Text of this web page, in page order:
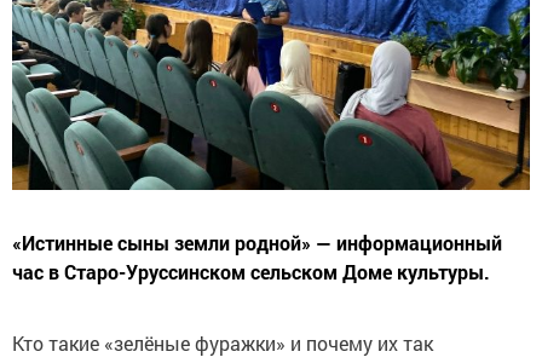
«Истинные сыны земли родной» — информационный
час в Старо-Уруссинском сельском Доме культуры.
Кто такие «зелёные фуражки» и почему их так